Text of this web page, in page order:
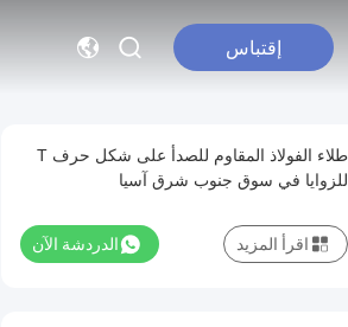
إقتباس
طلاء الفولاذ المقاوم للصدأ على شكل حرف T
للزوايا في سوق جنوب شرق آسيا
الدردشة الآن اقرأ المزيد